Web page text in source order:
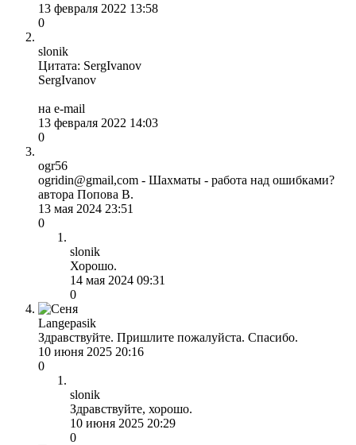
13 февраля 2022 13:58
0
slonik
Цитата: SergIvanov
SergIvanov
на e-mail
13 февраля 2022 14:03
0
ogr56
ogridin@gmail,com - Шахматы - работа над ошибками?
автора Попова В.
13 мая 2024 23:51
0
slonik
Хорошо.
14 мая 2024 09:31
0
Langepasik
Здравствуйте. Пришлите пожалуйста. Спасибо.
10 июня 2025 20:16
0
slonik
Здравствуйте, хорошо.
10 июня 2025 20:29
0